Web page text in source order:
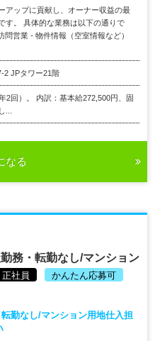
アップに貢献し、オーナー収益の最
す。 具体的な業務は以下の通りで
営業 - 物件情報（空室情報など）
2 JPタワー21階
2回）。 内訳：基本給272,500円、固
...
なる
務・転勤なし/マンション
正社員 かんたん応募可
勤なし/マンション用地仕入担